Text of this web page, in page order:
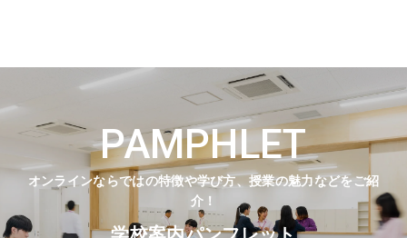
PAMPHLET
オンラインならではの特徴や学び方、授業の魅力などをご紹
介！